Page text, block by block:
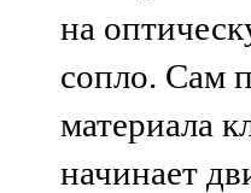
на
сопло. Сам
материала
начинает